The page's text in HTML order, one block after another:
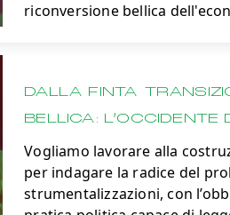
riconversione bellica
DALLA FINTA
BELLICA:
Vogliamo lavorare alla
per indagare la radice del
strumentalizzazioni, con